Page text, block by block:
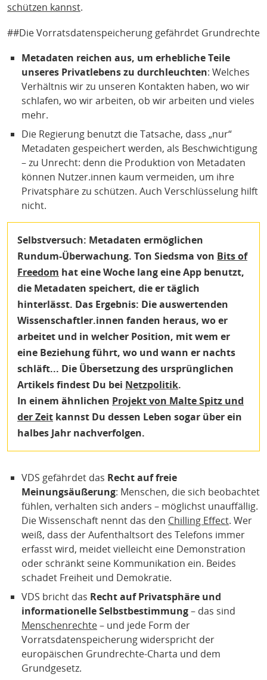
schützen kannst.
##Die Vorratsdatenspeicherung gefährdet Grundrechte
Metadaten reichen aus, um erhebliche Teile
unseres Privatlebens zu durchleuchten: Welches
Verhältnis wir zu unseren Kontakten haben, wo wir
schlafen, wo wir arbeiten, ob wir arbeiten und vieles
mehr.
Die Regierung benutzt die Tatsache, dass „nur“
Metadaten gespeichert werden, als Beschwichtigung
– zu Unrecht: denn die Produktion von Metadaten
können Nutzer.innen kaum vermeiden, um ihre
Privatsphäre zu schützen. Auch Verschlüsselung hilft
nicht.
Selbstversuch: Metadaten ermöglichen
Rundum-Überwachung. Ton Siedsma von Bits of
Freedom hat eine Woche lang eine App benutzt,
die Metadaten speichert, die er täglich
hinterlässt. Das Ergebnis: Die auswertenden
Wissenschaftler.innen fanden heraus, wo er
arbeitet und in welcher Position, mit wem er
eine Beziehung führt, wo und wann er nachts
schläft... Die Übersetzung des ursprünglichen
Artikels findest Du bei Netzpolitik.
In einem ähnlichen Projekt von Malte Spitz und
der Zeit kannst Du dessen Leben sogar über ein
halbes Jahr nachverfolgen.
VDS gefährdet das Recht auf freie
Meinungsäußerung: Menschen, die sich beobachtet
fühlen, verhalten sich anders – möglichst unauffällig.
Die Wissenschaft nennt das den Chilling Effect. Wer
weiß, dass der Aufenthaltsort des Telefons immer
erfasst wird, meidet vielleicht eine Demonstration
oder schränkt seine Kommunikation ein. Beides
schadet Freiheit und Demokratie.
VDS bricht das Recht auf Privatsphäre und
informationelle Selbstbestimmung– das sind
Menschenrechte– und jede Form der
Vorratsdatenspeicherung widerspricht der
europäischen Grundrechte-Charta und dem
Grundgesetz.